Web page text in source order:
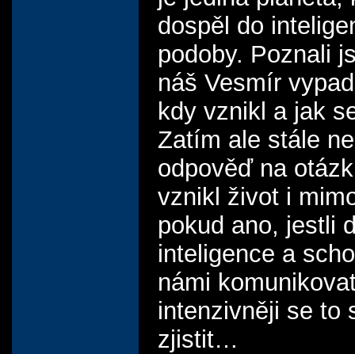
dospěl do
podoby. Poznali
náš Vesmír
kdy vznikl a jak
Zatím ale stále
odpověď na
vznikl život i
pokud ano, jestli
inteligence a
námi
intenzivněji se to
zjistit…